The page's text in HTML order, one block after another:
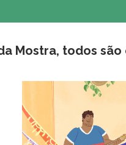
Mostra, todos